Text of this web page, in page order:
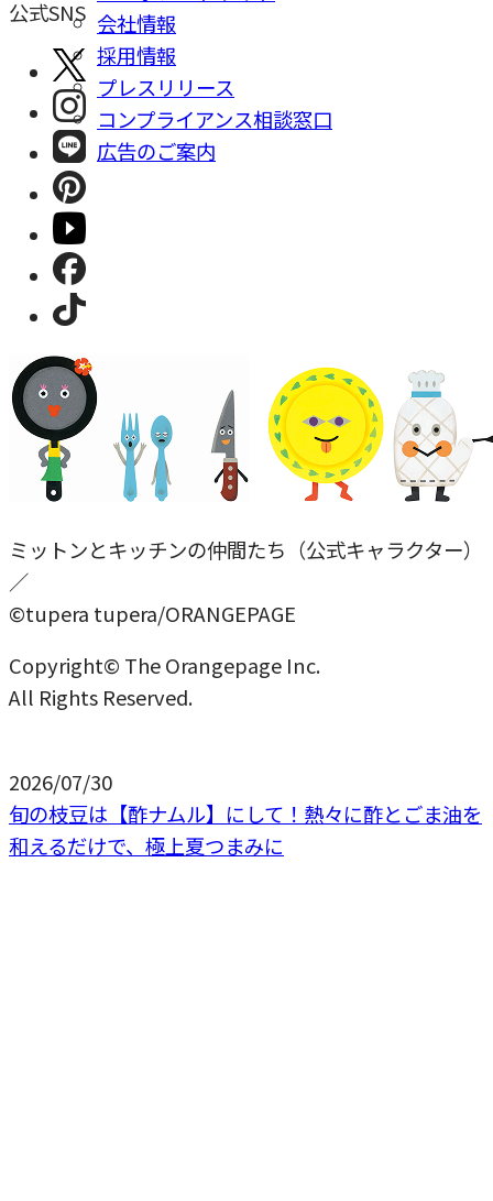
会社情報
採⽤情報
プレスリリース
コンプライアンス相談窓⼝
広告のご案内
公式SNS
ミットンとキッチンの仲間たち（公式キャラクター）
／
©tupera tupera/ORANGEPAGE
Copyright© The Orangepage Inc.
All Rights Reserved.
2026/07/30
旬の枝豆は【酢ナムル】にして！熱々に酢とごま油を
和えるだけで、極上夏つまみに